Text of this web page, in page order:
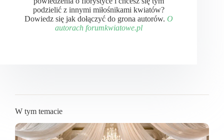
podzielić z innymi miłośnikami kwiatów?
Dowiedz się jak dołączyć do grona autorów. O
autorach forumkwiatowe.pl
W tym temacie